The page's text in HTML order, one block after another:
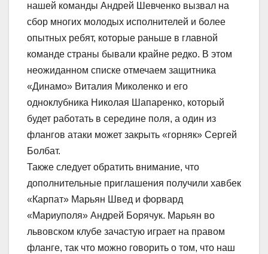
нашей команды Андрей Шевченко вызвал на
сбор многих молодых исполнителей и более
опытных ребят, которые раньше в главной
команде страны бывали крайне редко. В этом
неожиданном списке отмечаем защитника
«Динамо» Виталия Миколенко и его
одноклубника Николая Шапаренко, который
будет работать в середине поля, а один из
флангов атаки может закрыть «горняк» Сергей
Болбат.
Также следует обратить внимание, что
дополнительные приглашения получили хавбек
«Карпат» Марьян Швед и форвард
«Мариуполя» Андрей Борячук. Марьян во
львовском клубе зачастую играет на правом
фланге, так что можно говорить о том, что наш